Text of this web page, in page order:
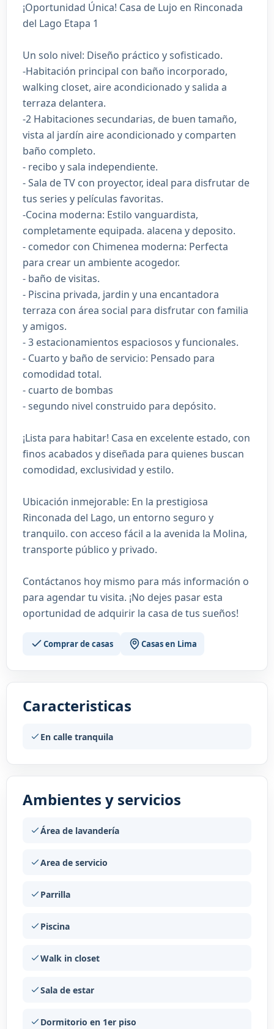
¡Oportunidad Única! Casa de Lujo en Rinconada
del Lago Etapa 1
Un solo nivel: Diseño práctico y sofisticado.
-Habitación principal con baño incorporado,
walking closet, aire acondicionado y salida a
terraza delantera.
-2 Habitaciones secundarias, de buen tamaño,
vista al jardín aire acondicionado y comparten
baño completo.
- recibo y sala independiente.
- Sala de TV con proyector, ideal para disfrutar de
tus series y películas favoritas.
-Cocina moderna: Estilo vanguardista,
completamente equipada. alacena y deposito.
- comedor con Chimenea moderna: Perfecta
para crear un ambiente acogedor.
- baño de visitas.
- Piscina privada, jardin y una encantadora
terraza con área social para disfrutar con familia
y amigos.
- 3 estacionamientos espaciosos y funcionales.
- Cuarto y baño de servicio: Pensado para
comodidad total.
- cuarto de bombas
- segundo nivel construido para depósito.
¡Lista para habitar! Casa en excelente estado, con
finos acabados y diseñada para quienes buscan
comodidad, exclusividad y estilo.
Ubicación inmejorable: En la prestigiosa
Rinconada del Lago, un entorno seguro y
tranquilo. con acceso fácil a la avenida la Molina,
transporte público y privado.
Contáctanos hoy mismo para más información o
para agendar tu visita. ¡No dejes pasar esta
oportunidad de adquirir la casa de tus sueños!
Comprar de casas Casas en Lima
Caracteristicas
En calle tranquila
Ambientes y servicios
Área de lavandería
Area de servicio
Parrilla
Piscina
Walk in closet
Sala de estar
Dormitorio en 1er piso